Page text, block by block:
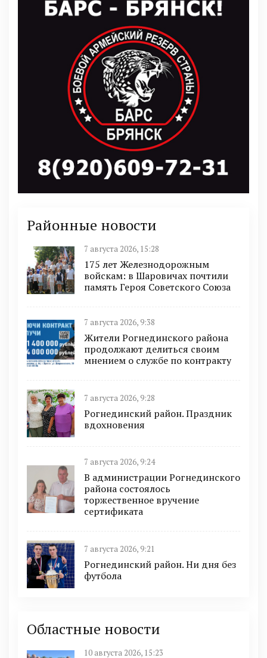
Районные новости
7 августа 2026, 15:28
175 лет Железнодорожным
войскам: в Шаровичах почтили
память Героя Советского Союза
7 августа 2026, 9:38
Жители Рогнединского района
продолжают делиться своим
мнением о службе по контракту
7 августа 2026, 9:28
Рогнединский район. Праздник
вдохновения
7 августа 2026, 9:24
В администрации Рогнединского
района состоялось
торжественное вручение
сертификата
7 августа 2026, 9:21
Рогнединский район. Ни дня без
футбола
Областные новости
10 августа 2026, 15:23